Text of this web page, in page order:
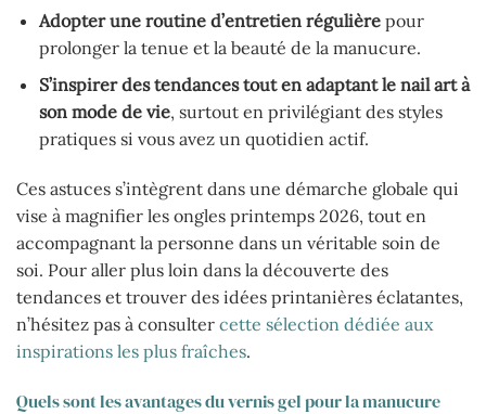
Adopter une routine d’entretien régulièrepour
prolonger la tenue et la beauté de la manucure.
S’inspirer des tendances tout en adaptant le nail art à
son mode de vie, surtout en privilégiant des styles
pratiques si vous avez un quotidien actif.
Ces astuces s’intègrent dans une démarche globale qui
vise à magnifier les ongles printemps 2026, tout en
accompagnant la personne dans un véritable soin de
soi. Pour aller plus loin dans la découverte des
tendances et trouver des idées printanières éclatantes,
n’hésitez pas à consulter cette sélection dédiée aux
inspirations les plus fraîches.
Quels sont les avantages du vernis gel pour la manucure